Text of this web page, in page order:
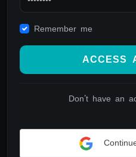
Remember me
ACCESS
Don't have an